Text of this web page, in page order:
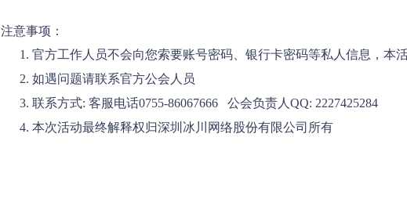
注意事项：
1. 官方工作人员不会向您索要账号密码、银行卡密码等私人信息，本
2. 如遇问题请联系官方公会人员
3. 联系方式: 客服电话0755-86067666 公会负责人QQ: 2227425284
4. 本次活动最终解释权归深圳冰川网络股份有限公司所有